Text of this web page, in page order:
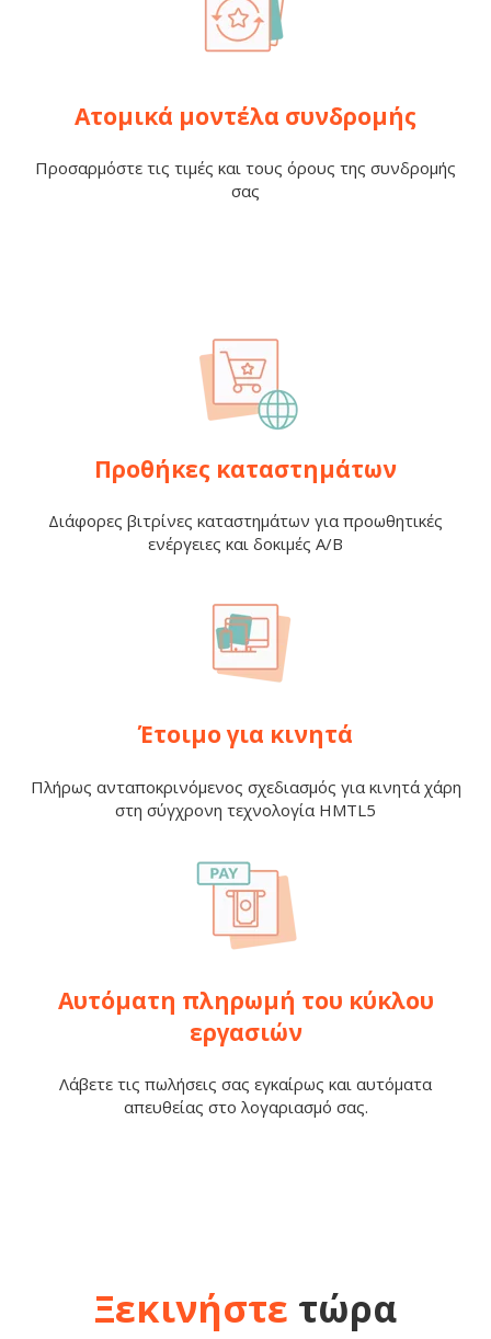
Ατομικά μοντέλα συνδρομής
Προσαρμόστε τις τιμές και τους όρους της συνδρομής
σας
Προθήκες καταστημάτων
Διάφορες βιτρίνες καταστημάτων για προωθητικές
ενέργειες και δοκιμές A/B
Έτοιμο για κινητά
Πλήρως ανταποκρινόμενος σχεδιασμός για κινητά χάρη
στη σύγχρονη τεχνολογία HMTL5
Αυτόματη πληρωμή του κύκλου
εργασιών
Λάβετε τις πωλήσεις σας εγκαίρως και αυτόματα
απευθείας στο λογαριασμό σας.
Ξεκινήστε τώρα